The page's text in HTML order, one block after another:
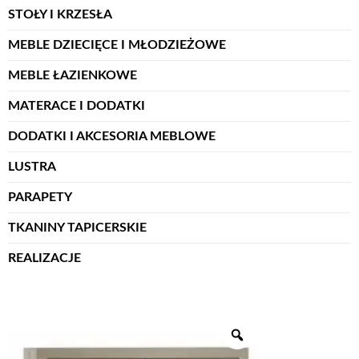
STOŁY I KRZESŁA
MEBLE DZIECIĘCE I MŁODZIEŻOWE
MEBLE ŁAZIENKOWE
MATERACE I DODATKI
DODATKI I AKCESORIA MEBLOWE
LUSTRA
PARAPETY
TKANINY TAPICERSKIE
REALIZACJE